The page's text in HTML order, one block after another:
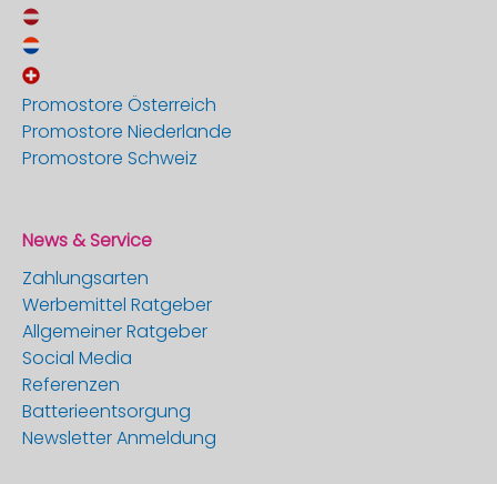
Promostore Österreich
Promostore Niederlande
Promostore Schweiz
News & Service
Zahlungsarten
Werbemittel Ratgeber
Allgemeiner Ratgeber
Social Media
Referenzen
Batterieentsorgung
Newsletter Anmeldung